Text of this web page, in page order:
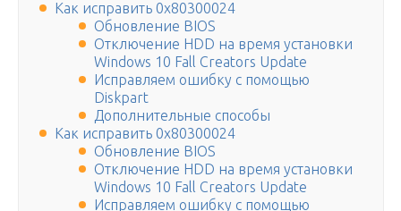
Как исправить 0x80300024
Обновление BIOS
Отключение HDD на время установки
Windows 10 Fall Creators Update
Исправляем ошибку с помощью
Diskpart
Дополнительные способы
Как исправить 0x80300024
Обновление BIOS
Отключение HDD на время установки
Windows 10 Fall Creators Update
Исправляем ошибку с помощью